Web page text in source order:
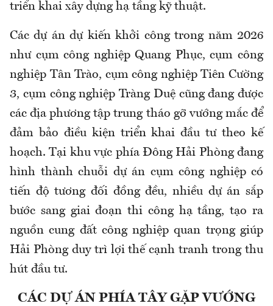
triển khai xây dựng hạ tầng kỹ thuật.
Các dự án dự kiến khởi công trong năm 2026
như cụm công nghiệp Quang Phục, cụm công
nghiệp Tân Trào, cụm công nghiệp Tiên Cường
3, cụm công nghiệp Tràng Duệ cũng đang được
các địa phương tập trung tháo gỡ vướng mắc để
đảm bảo điều kiện triển khai đầu tư theo kế
hoạch. Tại khu vực phía Đông Hải Phòng đang
hình thành chuỗi dự án cụm công nghiệp có
tiến độ tương đối đồng đều, nhiều dự án sắp
bước sang giai đoạn thi công hạ tầng, tạo ra
nguồn cung đất công nghiệp quan trọng giúp
Hải Phòng duy trì lợi thế cạnh tranh trong thu
hút đầu tư.
CÁC DỰ ÁN PHÍA TÂY GẶP VƯỚNG